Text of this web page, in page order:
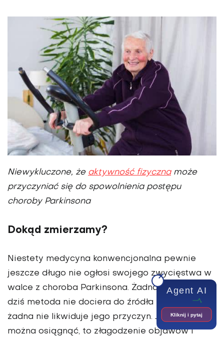
Niewykluczone, że aktywność fizycznamoże
przyczyniać się do spowolnienia postępu
choroby Parkinsona
Dokąd zmierzamy?
Niestety medycyna konwencjonalna pewnie
jeszcze długo nie ogłosi swojego zwycięstwa w
walce z choroba Parkinsona. Żadna stosowana
dziś metoda nie dociera do źródła problemu,
żadna nie likwiduje jego przyczyn. Jedyne, co
można osiągnąć, to złagodzenie objawów i
Agent AI
Kliknij i pytaj